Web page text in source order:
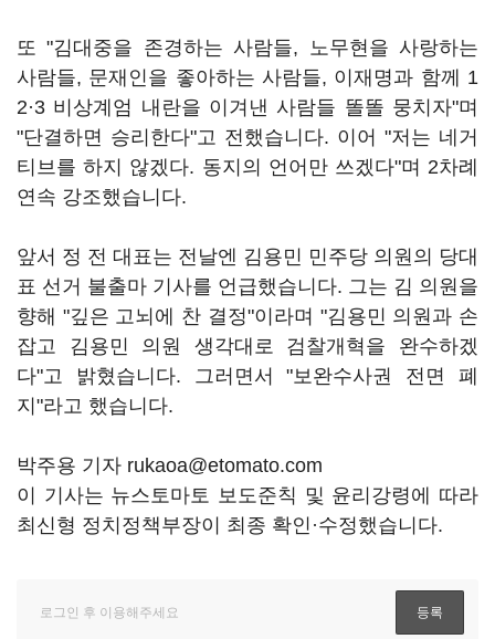
또 "김대중을 존경하는 사람들, 노무현을 사랑하는
사람들, 문재인을 좋아하는 사람들, 이재명과 함께 1
2·3 비상계엄 내란을 이겨낸 사람들 똘똘 뭉치자"며
"단결하면 승리한다"고 전했습니다. 이어 "저는 네거
티브를 하지 않겠다. 동지의 언어만 쓰겠다"며 2차례
연속 강조했습니다.
앞서 정 전 대표는 전날엔 김용민 민주당 의원의 당대
표 선거 불출마 기사를 언급했습니다. 그는 김 의원을
향해 "깊은 고뇌에 찬 결정"이라며 "김용민 의원과 손
잡고 김용민 의원 생각대로 검찰개혁을 완수하겠
다"고 밝혔습니다. 그러면서 "보완수사권 전면 폐
지"라고 했습니다.
박주용 기자 rukaoa@etomato.com
이 기사는 뉴스토마토 보도준칙 및 윤리강령에 따라
최신형 정치정책부장이 최종 확인·수정했습니다.